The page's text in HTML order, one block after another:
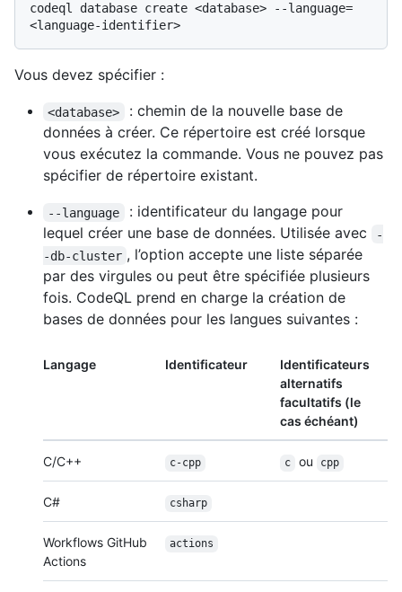
codeql database create <database> --language=
Vous devez spécifier :
<database>
: chemin de la nouvelle base de
données à créer. Ce répertoire est créé lorsque
vous exécutez la commande. Vous ne pouvez pas
spécifier de répertoire existant.
--language
: identificateur du langage pour
lequel créer une base de données. Utilisée avec
-
-db-cluster , l’option accepte une liste séparée
par des virgules ou peut être spécifiée plusieurs
fois. CodeQL prend en charge la création de
bases de données pour les langues suivantes :
Langage Identificateur
Identificateurs
alternatifs
facultatifs (le
cas échéant)
C/C++ c-cpp c ou cpp
C# csharp
Workflows GitHub
Actions
actions